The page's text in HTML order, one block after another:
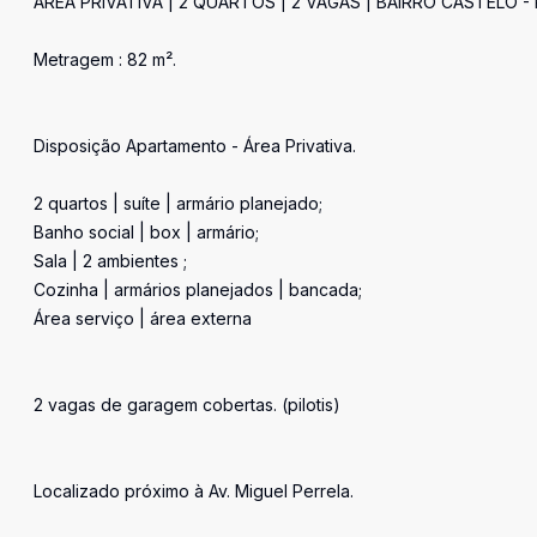
Metragem : 82 m².
Disposição Apartamento - Área Privativa.
2 quartos | suíte | armário planejado;
Banho social | box | armário;
Sala | 2 ambientes ;
Cozinha | armários planejados | bancada;
Área serviço | área externa
2 vagas de garagem cobertas. (pilotis)
Localizado próximo à Av. Miguel Perrela.